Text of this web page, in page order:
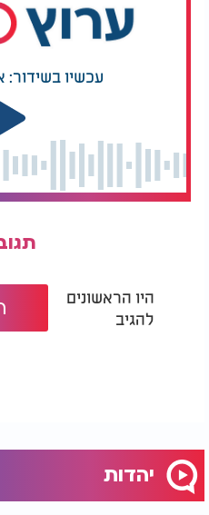
עכשיו
היו הראשונים
להגיב
יהדות